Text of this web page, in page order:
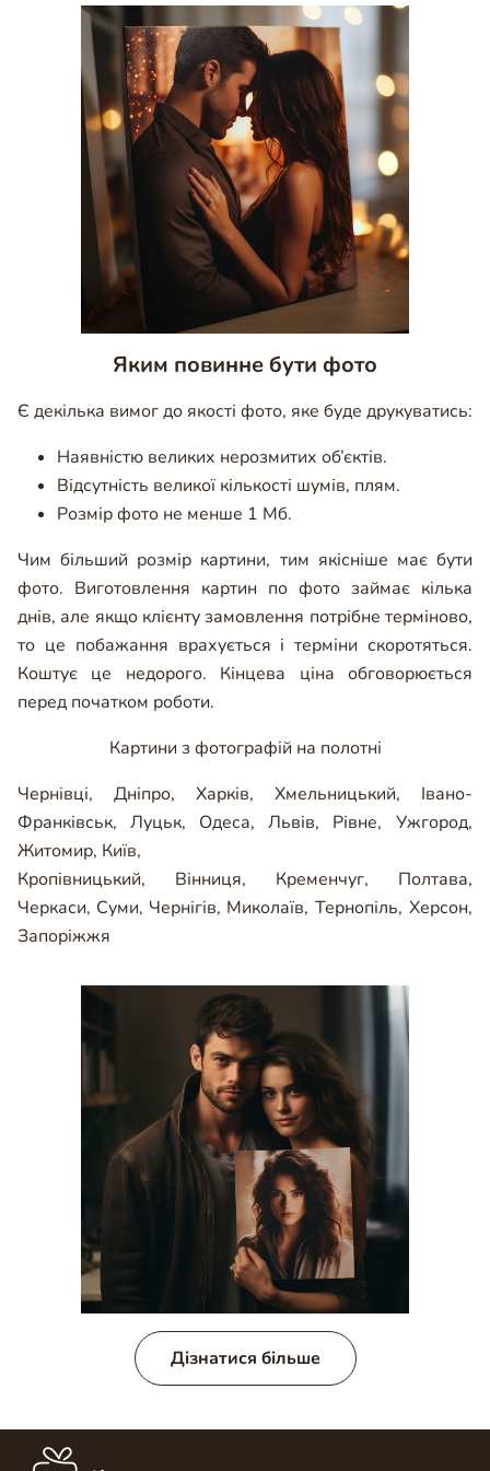
Яким повинне бути фото
Є декілька вимог до якості фото, яке буде друкуватись:
Наявністю великих нерозмитих об’єктів.
Відсутність великої кількості шумів, плям.
Розмір фото не менше 1 Мб.
Чим більший розмір картини, тим якісніше має бути
фото. Виготовлення картин по фото займає кілька
днів, але якщо клієнту замовлення потрібне терміново,
то це побажання врахується і терміни скоротяться.
Коштує це недорого. Кінцева ціна обговорюється
перед початком роботи.
Картини з фотографій на полотні
Чернівці, Дніпро, Харків, Хмельницький, Івано-
Франківськ, Луцьк, Одеса, Львів, Рівне, Ужгород,
Житомир, Київ,
Кропівницький, Вінниця, Кременчуг, Полтава,
Черкаси, Суми, Чернігів, Миколаїв, Тернопіль, Херсон,
Запоріжжя
Дізнатися більше